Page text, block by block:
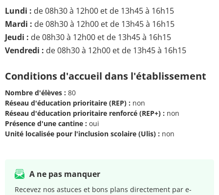
Lundi : de 08h30 à 12h00 et de 13h45 à 16h15
Mardi : de 08h30 à 12h00 et de 13h45 à 16h15
Jeudi : de 08h30 à 12h00 et de 13h45 à 16h15
Vendredi : de 08h30 à 12h00 et de 13h45 à 16h15
Conditions d'accueil dans l'établissement
Nombre d'élèves : 80
Réseau d'éducation prioritaire (REP) : non
Réseau d'éducation prioritaire renforcé (REP+) : non
Présence d'une cantine : oui
Unité localisée pour l'inclusion scolaire (Ulis) : non
A ne pas manquer
Recevez nos astuces et bons plans directement par e-